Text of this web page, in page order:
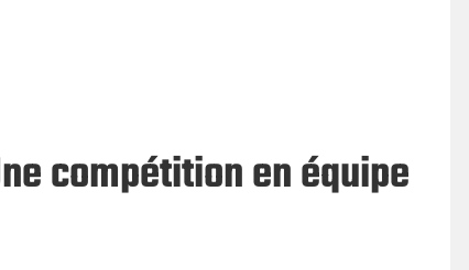
compétition en équipe